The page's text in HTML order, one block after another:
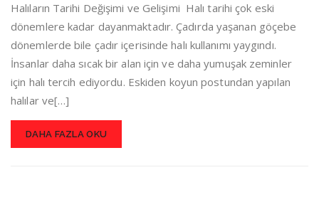
Halıların Tarihi Değişimi ve Gelişimi Halı tarihi çok eski
dönemlere kadar dayanmaktadır. Çadırda yaşanan göçebe
dönemlerde bile çadır içerisinde halı kullanımı yaygındı.
İnsanlar daha sıcak bir alan için ve daha yumuşak zeminler
için halı tercih ediyordu. Eskiden koyun postundan yapılan
halılar ve[…]
DAHA FAZLA OKU